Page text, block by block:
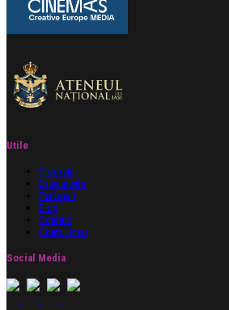
Utile
Program
Evenimente
Parteneri
Blog
Contact
Contul meu
Social Media